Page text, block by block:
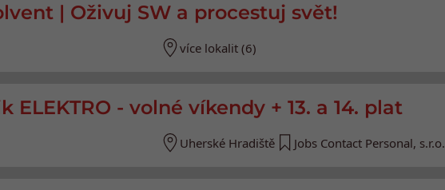
| Oživuj SW a procestuj svět!
více lokalit (6)
ELEKTRO - volné víkendy + 13. a 14. plat
Uherské Hradiště Jobs Contact Personal, s.r.o.